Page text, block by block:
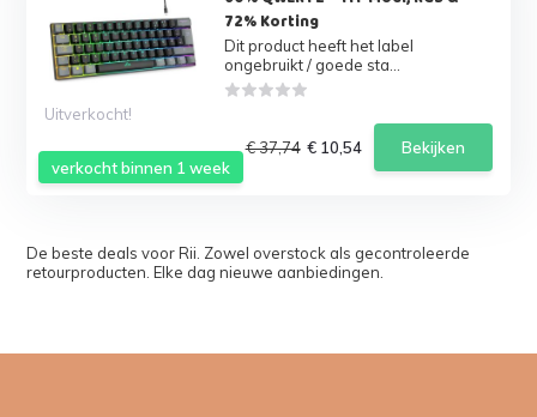
verkocht binnen 1 week
72% Korting
Dit product heeft het label
ongebruikt / goede sta...
Uitverkocht!
€ 37,74 € 10,54 Bekijken
De beste deals voor Rii. Zowel overstock als gecontroleerde
retourproducten. Elke dag nieuwe aanbiedingen.